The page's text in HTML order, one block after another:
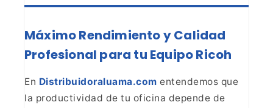
Máximo Rendimiento y Calidad
Profesional para tu EquipoRicoh
En Distribuidoraluama.com entendemos que
la productividad de tu oficina depende de